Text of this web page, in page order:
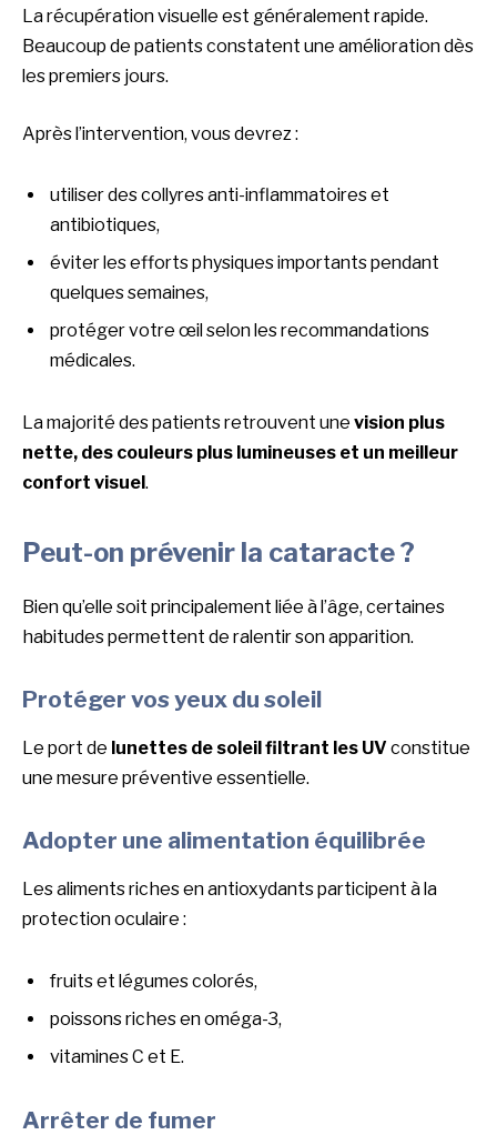
La récupération visuelle est généralement rapide.
Beaucoup de patients constatent une amélioration dès
les premiers jours.
Après l’intervention, vous devrez :
utiliser des collyres anti-inflammatoires et
antibiotiques,
éviter les efforts physiques importants pendant
quelques semaines,
protéger votre œil selon les recommandations
médicales.
La majorité des patients retrouvent une vision plus
nette, des couleurs plus lumineuses et un meilleur
confort visuel.
Peut-on prévenir la cataracte ?
Bien qu’elle soit principalement liée à l’âge, certaines
habitudes permettent de ralentir son apparition.
Protéger vos yeux du soleil
Le port de lunettes de soleil filtrant les UV constitue
une mesure préventive essentielle.
Adopter une alimentation équilibrée
Les aliments riches en antioxydants participent à la
protection oculaire :
fruits et légumes colorés,
poissons riches en oméga-3,
vitamines C et E.
Arrêter de fumer